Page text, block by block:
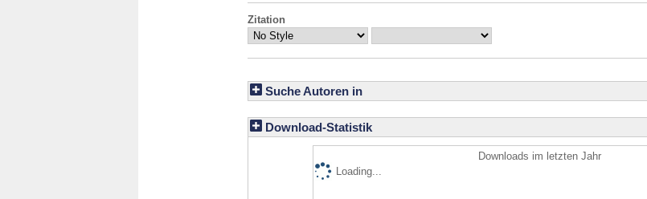
Zitation
Suche Autoren in
Download-Statistik
Downloads im letzten Jahr
Loading...